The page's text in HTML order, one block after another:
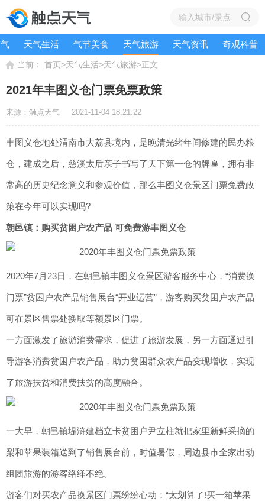
天气生活 气节美食 天气旅游 天气资讯 奇观科普
当前： 首页>天气生活>天气旅游>正文
2021年丰图义仓门票免票政策
来源：触点天气 2021-11-04 18:21:22
丰图义仓地处渭南市大荔县境内，是晚清光绪年间修建的民办粮
仓，建成之后，慈溪太后亲子书写了天下第一仓的牌匾，拥有非
常高的历史纪念意义和参观价值，那么丰图义仓景区门票免费政
策在今年可以实现吗?
朝邑镇：购买贫困户农产品 可免费游丰图义仓
2020年7月23日，在朝邑镇丰图义仓景区游客服务中心，“消费换
门票”贫困户农产品销售展台“开业运营”，游客购买贫困户农产品
可在景区售票处换取等额景区门票。
一方面激发了旅游消费需求，促进了旅游发展，另一方面通过引
导游客消费贫困户农产品，助力贫困群众农产品变现增收，实现
了旅游扶贫和消费扶贫的高度融合。
一大早，朝邑镇堤浒建档立卡贫困户尹立柱就把家里新鲜采摘的
梨和苹果装箱送到了销售展台前，时值暑假，周边县市全家出动
组团旅游的游客络绎不绝。
游客们对买农产品换景区门票纷纷心动：“太划算了!买一箱苹果